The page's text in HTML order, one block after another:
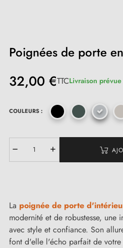
Poignées de porte
32,00 €TTCLivraison
COULEURS :
La poignée de porte
modernité et de robustesse, une
avec style et confiance. Son
font d'elle l'écho parfait de votre